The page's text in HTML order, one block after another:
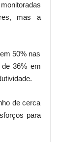
mas a
50% nas
de 36% em
de cerca
para